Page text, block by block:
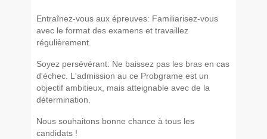
Entraînez-vous aux épreuves: Familiarisez-vous
avec le format des examens et travaillez
régulièrement.
Soyez persévérant: Ne baissez pas les bras en cas
d'échec. L'admission au ce Probgrame est un
objectif ambitieux, mais atteignable avec de la
détermination.
Nous souhaitons bonne chance à tous les
candidats !